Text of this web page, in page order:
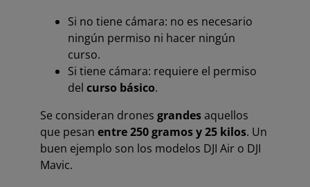
Si no tiene cámara: no es necesario
ningún permiso ni hacer ningún
curso.
Si tiene cámara: requiere el permiso
delcurso básico.
Se consideran dronesgrandesaquellos
que pesanentre 250 gramos y 25 kilos. Un
buen ejemplo son los modelos DJI Air o DJI
Mavic.